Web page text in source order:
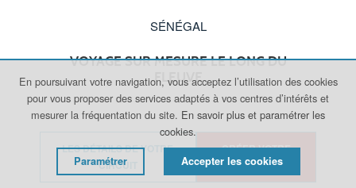
SÉNÉGAL
VOYAGE SUR MESURE LE LONG DU
FLEUVE
LES DÉTAILS DE VOTRE
CIRCUIT
CRÉER VOTRE
VOYAGE
En poursuivant votre navigation, vous acceptez l’utilisation des cookies
pour vous proposer des services adaptés à vos centres d’intérêts et
mesurer la fréquentation du site. En savoir plus et paramétrer les
cookies.
Paramétrer Accepter les cookies